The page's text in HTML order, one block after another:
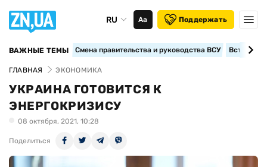
RU Аа Поддержать
ВАЖНЫЕ ТЕМЫ Смена правительства и руководства ВСУ
ГЛАВНАЯ ЭКОНОМИКА
УКРАИНА ГОТОВИТСЯ К
ЭНЕРГОКРИЗИСУ
08 октября, 2021, 10:28
Поделиться